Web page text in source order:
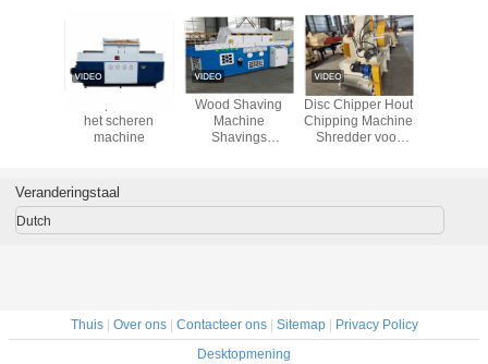
het scheren
machine
Wood Shaving
Machine
Shavings
Complete In
Disc Chipper Hout
Chipping Machine
Shredder voor
Veranderingstaal
Dutch
Thuis| Over ons| Contacteer ons| Sitemap|
Privacy Policy
Desktopmening